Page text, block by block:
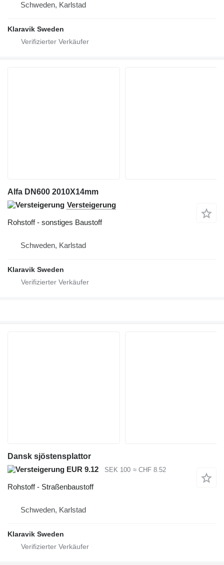
Schweden, Karlstad
Klaravik Sweden
Alfa DN600 2010X14mm
Versteigerung
Rohstoff - sonstiges Baustoff
Schweden, Karlstad
Klaravik Sweden
Dansk sjöstensplattor
EUR 9.12
SEK 100 ≈ CHF 8.52
Rohstoff - Straßenbaustoff
Schweden, Karlstad
Klaravik Sweden